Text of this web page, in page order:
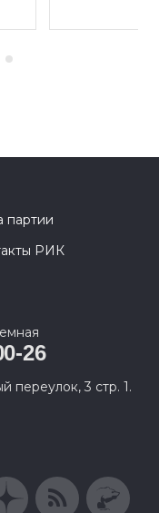
партии
РИК
26
переулок, 3 стр. 1.